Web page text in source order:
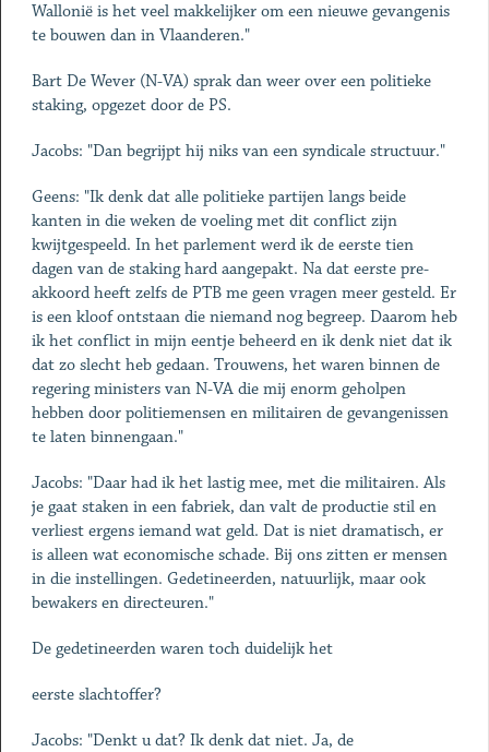
Wallonië is het veel makkelijker om een nieuwe gevangenis
te bouwen dan in Vlaanderen."
Bart De Wever (N-VA) sprak dan weer over een politieke
staking, opgezet door de PS.
Jacobs: "Dan begrijpt hij niks van een syndicale structuur."
Geens: "Ik denk dat alle politieke partijen langs beide
kanten in die weken de voeling met dit conflict zijn
kwijtgespeeld. In het parlement werd ik de eerste tien
dagen van de staking hard aangepakt. Na dat eerste pre-
akkoord heeft zelfs de PTB me geen vragen meer gesteld. Er
is een kloof ontstaan die niemand nog begreep. Daarom heb
ik het conflict in mijn eentje beheerd en ik denk niet dat ik
dat zo slecht heb gedaan. Trouwens, het waren binnen de
regering ministers van N-VA die mij enorm geholpen
hebben door politiemensen en militairen de gevangenissen
te laten binnengaan."
Jacobs: "Daar had ik het lastig mee, met die militairen. Als
je gaat staken in een fabriek, dan valt de productie stil en
verliest ergens iemand wat geld. Dat is niet dramatisch, er
is alleen wat economische schade. Bij ons zitten er mensen
in die instellingen. Gedetineerden, natuurlijk, maar ook
bewakers en directeuren."
De gedetineerden waren toch duidelijk het
eerste slachtoffer?
Jacobs: "Denkt u dat? Ik denk dat niet. Ja, de